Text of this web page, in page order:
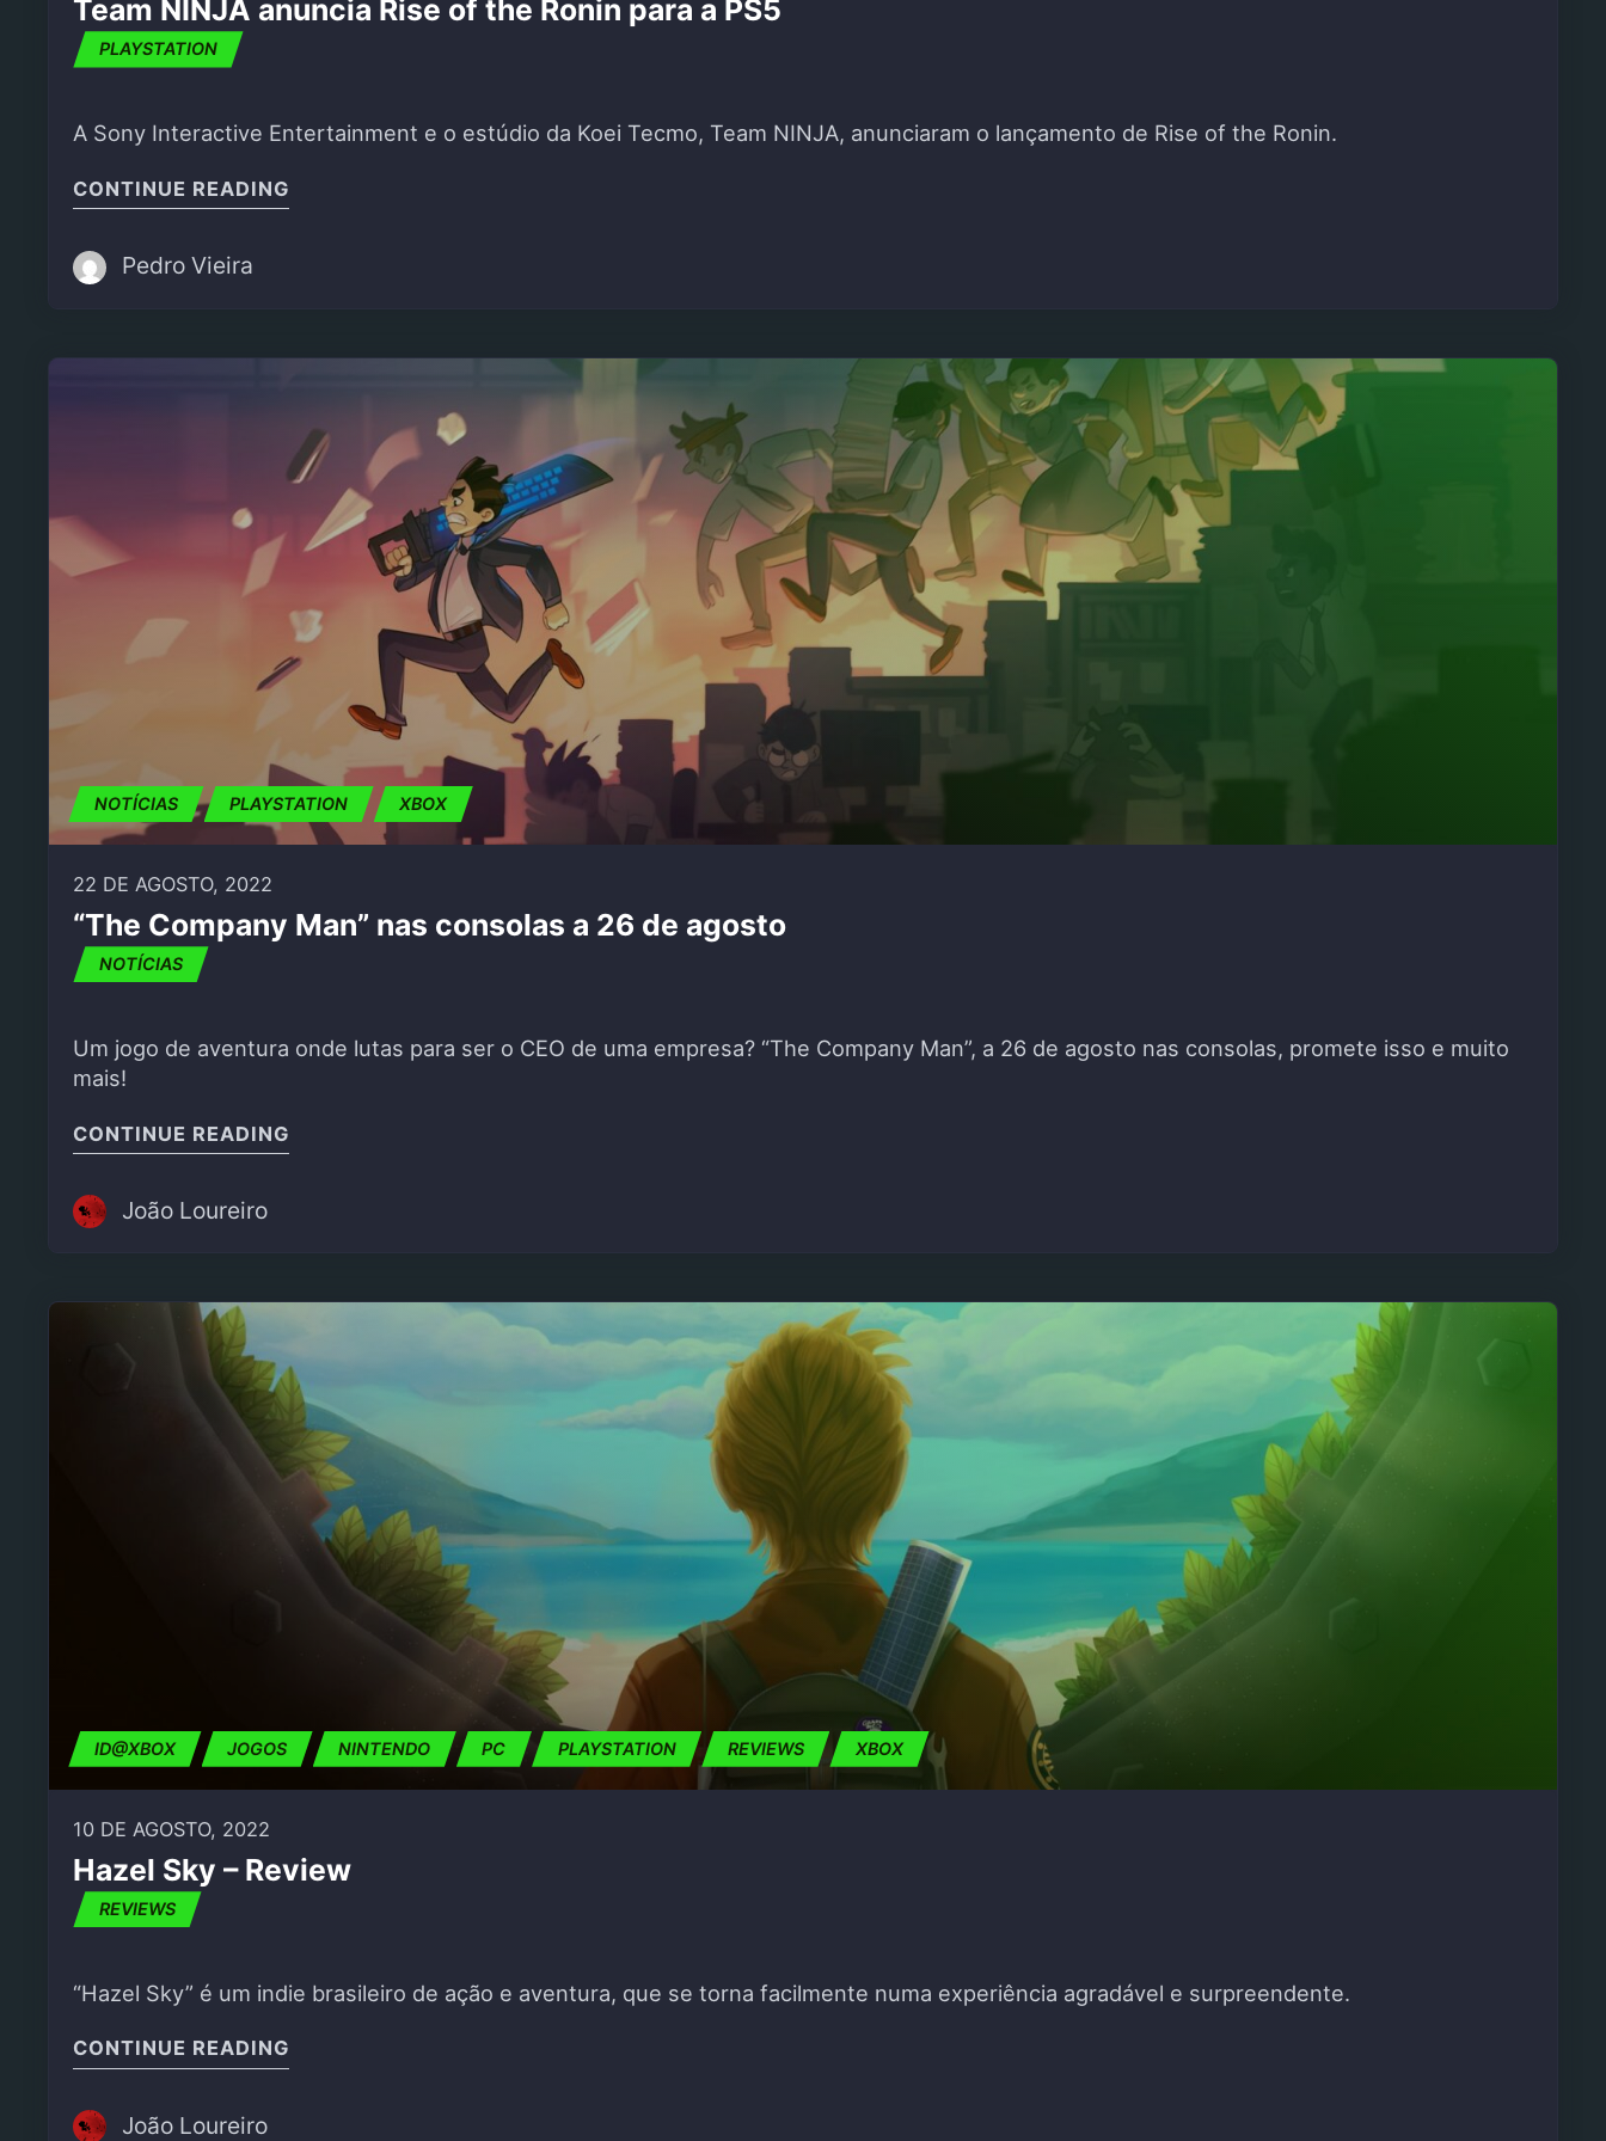
Team NINJA anuncia Rise of the Ronin para a PS5
PLAYSTATION
A Sony Interactive Entertainment e o estúdio da Koei Tecmo, Team NINJA, anunciaram o lançamento de Rise of the Ronin.
CONTINUE READING
Pedro Vieira
NOTÍCIAS PLAYSTATION XBOX
22 DE AGOSTO, 2022
“The Company Man” nas consolas a 26 de agosto
NOTÍCIAS
Um jogo de aventura onde lutas para ser o CEO de uma empresa? “The Company Man”, a 26 de agosto nas consolas, promete isso e muito
mais!
CONTINUE READING
João Loureiro
ID@XBOX JOGOS NINTENDO PC PLAYSTATION REVIEWS XBOX
10 DE AGOSTO, 2022
Hazel Sky – Review
REVIEWS
“Hazel Sky” é um indie brasileiro de ação e aventura, que se torna facilmente numa experiência agradável e surpreendente.
CONTINUE READING
João Loureiro